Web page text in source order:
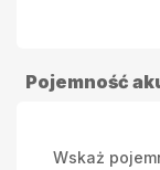
Pojemność